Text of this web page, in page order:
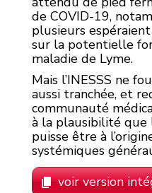
de COVID-19,
plusieurs
sur la potentielle
maladie de Lyme.
Mais l’INESSS ne
aussi tranchée, et
communauté
à la plausibilité que
puisse être à
systémiques
voir version